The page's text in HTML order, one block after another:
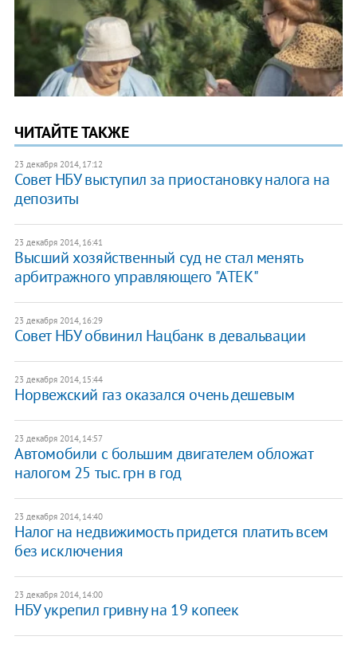
ЧИТАЙТЕ ТАКЖЕ
23 декабря 2014, 17:12
Совет НБУ выступил за приостановку налога на
депозиты
23 декабря 2014, 16:41
Высший хозяйственный суд не стал менять
арбитражного управляющего "АТЕК"
23 декабря 2014, 16:29
Совет НБУ обвинил Нацбанк в девальвации
23 декабря 2014, 15:44
Норвежский газ оказался очень дешевым
23 декабря 2014, 14:57
Автомобили с большим двигателем обложат
налогом 25 тыс. грн в год
23 декабря 2014, 14:40
Налог на недвижимость придется платить всем
без исключения
23 декабря 2014, 14:00
НБУ укрепил гривну на 19 копеек